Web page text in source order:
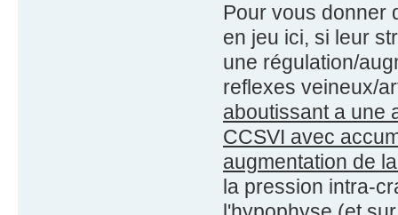
Pour vous donner
en jeu ici, si leur
une régulation/
reflexes veineux/
aboutissant a une
CCSVI avec
augmentation de
la pression intra-